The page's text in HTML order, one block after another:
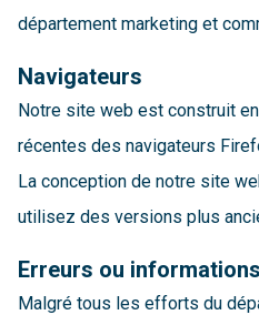
département marketing et
Navigateurs
Notre site web est construit
récentes des navigateurs
La conception de notre site
utilisez des versions plus
Erreurs ou
Malgré tous les efforts du